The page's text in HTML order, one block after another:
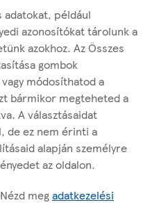
például
azonosítókat tárolunk a
azokhoz. Az Összes
gombok
módosíthatod a
bármikor megteheted a
A választásaidat
de ez nem érinti a
alapján személyre
az oldalon.
megadatkezelési